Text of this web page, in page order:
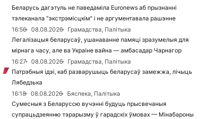
Беларусь дагэтуль не паведаміла Euronews аб прызнанні
тэлеканала "экстрэмісцкім" і не аргументавала рашэнне
16:56
08.08.2026
Грамадства, Палітыка
Легалізацыя беларусаў, ушанаванне памяці зразумелыя для
мірнага часу, але ва Украіне вайна — амбасадар Чарнагор
16:27
08.08.2026
Грамадства, Палітыка
Патрэбныя ідэі, каб разварушыць беларусаў замежжа, лічыць
Лябедзька
16:18
08.08.2026
Бяспека, Палітыка
Сумесныя з Беларуссю вучэнні будуць прысвечаныя
супрацьдзеянню тэрарызму ў гарадскіх ўмовах — Мінабароны